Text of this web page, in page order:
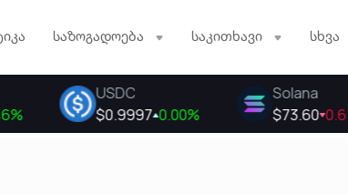
საზოგადოება საკითხავი სხვა